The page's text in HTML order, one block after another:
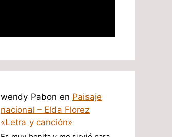
wendy Pabon en Paisaje
nacional – Elda Florez
«Letra y canción»